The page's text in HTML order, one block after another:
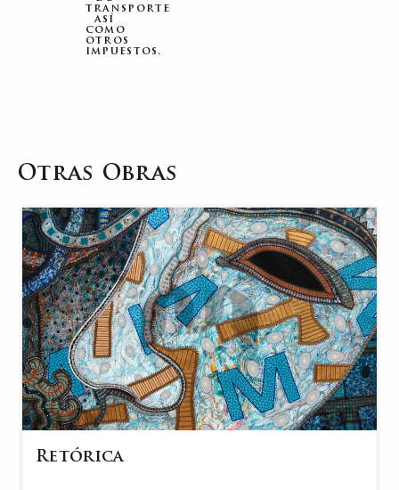
transporte
así
como
otros
impuestos.
Otras Obras
Retórica